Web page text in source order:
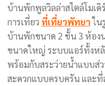
บ้านพักพูลวิลล่าสไตล์โมเ
การเที่ยว ที่เที่ยวพัทยาใน
บ้านพักขนาด 2 ชั้น 3 ห้อง
ขนาดใหญ่ ระบบแอร์ทั้งห
พร้อมกับสระว่ายน้ำแบบส่
สะดวกแบบครบครัน และ